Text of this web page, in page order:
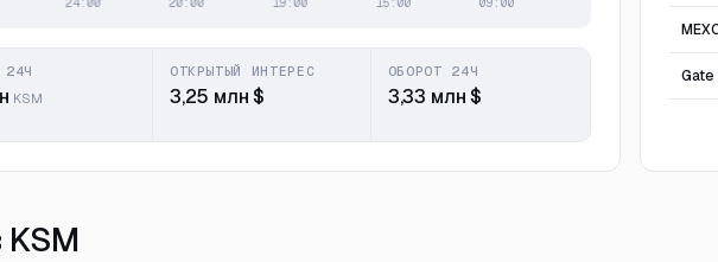
24Ч
KSM
ОТКРЫТЫЙ ИНТЕРЕС
3,25 млн $
ОБОРОТ 24Ч
3,33 млн $
Gate